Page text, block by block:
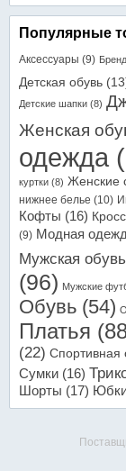
Популярные
Аксессуары (9)
Детская обувь
Детские шапки (8)
Женская
одежда
куртки (8) Женские
нижнее белье (10)
Кофты (16)
(9) Модная
Мужская обувь
(96) Мужские
Обувь (54)
Платья
(22) Спортивная
Сумки (16)
Шорты (17)